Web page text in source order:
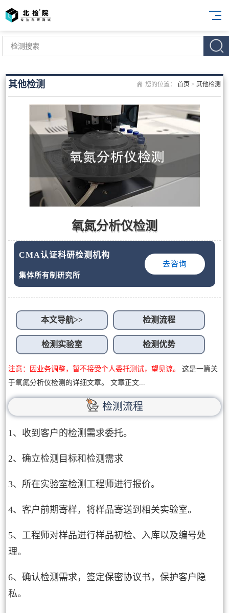
您的位置： 首页 > 其他检测
其他检测
氧氮分析仪检测
CMA认证科研检测机构
集体所有制研究所
去咨询
本文导航>> 检测流程
检测实验室 检测优势
注意：因业务调整，暂不接受个人委托测试，望见谅。
这是一篇关
于氧氮分析仪检测的详细文章。 文章正文...
检测流程
1、收到客户的检测需求委托。
2、确立检测目标和检测需求
3、所在实验室检测工程师进行报价。
4、客户前期寄样，将样品寄送到相关实验室。
5、工程师对样品进行样品初检、入库以及编号处
理。
6、确认检测需求，签定保密协议书，保护客户隐
私。